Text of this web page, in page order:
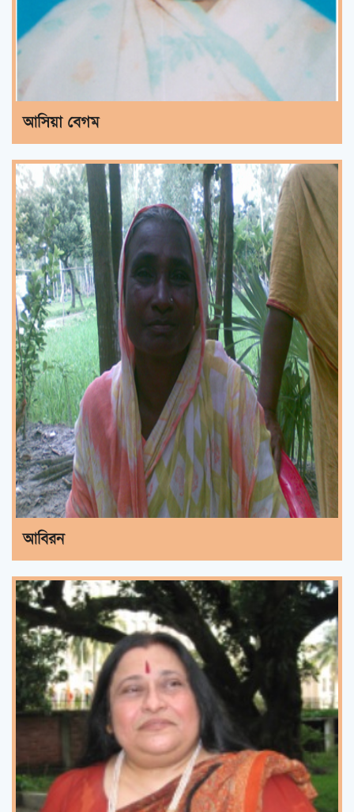
আসিয়া বেগম
আবিরন